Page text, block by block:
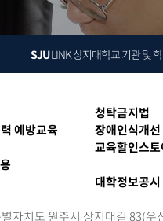
SJULINK상지대학교 기관 및
청탁금지법
예방교육
장애인식개선
교육할인스토
대학정보공시
자치도 원주시 상지대길 83(우